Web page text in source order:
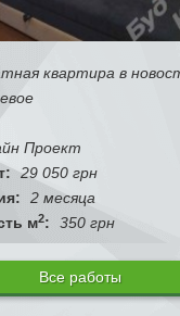
квартира в
Проект
29 050 грн
2 месяца
м2: 350 грн
Все работы